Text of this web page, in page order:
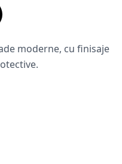
moderne, cu finisaje